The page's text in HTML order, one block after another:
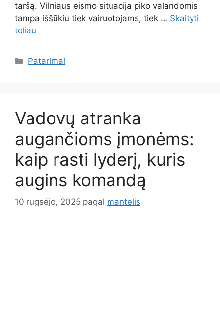
taršą. Vilniaus eismo situacija piko valandomis
tampa iššūkiu tiek vairuotojams, tiek … Skaityti
toliau
Kategorijos
Patarimai
Vadovų atranka
augančioms įmonėms:
kaip rasti lyderį, kuris
augins komandą
10 rugsėjo, 2025 pagal mantelis